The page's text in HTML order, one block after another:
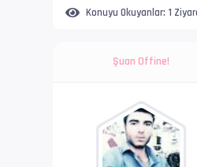
Konuyu Okuyanlar: 1
Şuan Offine!